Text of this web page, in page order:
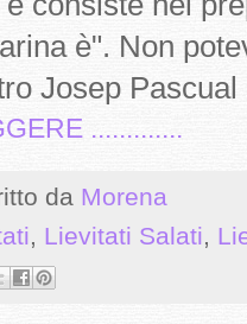
è". Non
Josep Pascual
.............
da Morena
, Lievitati Salati,